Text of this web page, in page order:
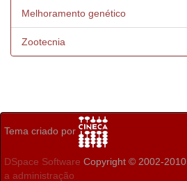
Melhoramento genético
Zootecnia
Tema criado por
DSpace Software Copyright © 2002-2010
a administração